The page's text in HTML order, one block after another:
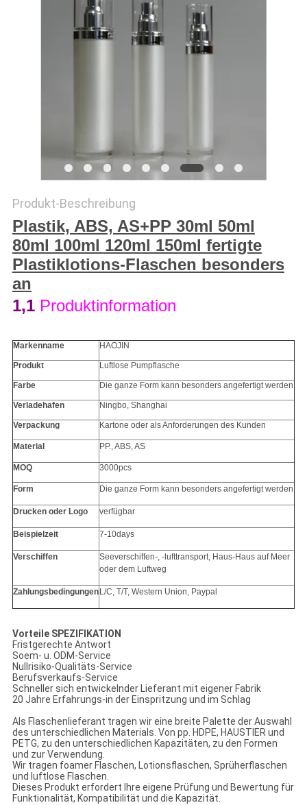
VERBINDUNG
SITEMAP
PRIVACY
POLICY
Produkt-Beschreibung
Plastik, ABS, AS+PP 30ml 50ml
80ml 100ml 120ml 150ml fertigte
Plastiklotions-Flaschen besonders
an
1,1Produktinformation
Markenname HAOJIN
Produkt Luftlose Pumpflasche
Farbe Die ganze Form kann besonders angefertigt werden
Verladehafen Ningbo, Shanghai
Verpackung Kartone oder als Anforderungen des Kunden
Material PP., ABS, AS
MOQ 3000pcs
Form Die ganze Form kann besonders angefertigt werden
Drucken oder Logo verfügbar
Beispielzeit 7-10days
Verschiffen
Seeverschiffen-, -lufttransport, Haus-Haus auf Meer
oder dem Luftweg
Zahlungsbedingungen L/C, T/T, Western Union, Paypal
Vorteile SPEZIFIKATION
Fristgerechte Antwort
Soem- u. ODM-Service
Nullrisiko-Qualitäts-Service
Berufsverkaufs-Service
Schneller sich entwickelnder Lieferant mit eigener Fabrik
20 Jahre Erfahrungs-in der Einspritzung und im Schlag
Als Flaschenlieferant tragen wir eine breite Palette der Auswahl
des unterschiedlichen Materials. Von pp. HDPE, HAUSTIER und
PETG, zu den unterschiedlichen Kapazitäten, zu den Formen
und zur Verwendung.
Wir tragen foamer Flaschen, Lotionsflaschen, Sprüherflaschen
und luftlose Flaschen.
Dieses Produkt erfordert Ihre eigene Prüfung und Bewertung für
Funktionalität, Kompatibilität und die Kapazität.